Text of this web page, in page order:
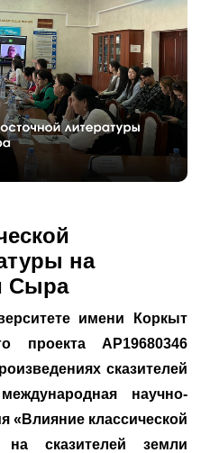
на
Сыра
имени Коркыт
проекта AP19680346
сказителей
научно-
«Влияние классической
на сказителей земли